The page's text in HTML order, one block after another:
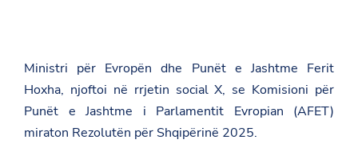
Ministri për Evropën dhe Punët e Jashtme Ferit
Hoxha, njoftoi në rrjetin social X, se Komisioni për
Punët e Jashtme i Parlamentit Evropian (AFET)
miraton Rezolutën për Shqipërinë 2025.